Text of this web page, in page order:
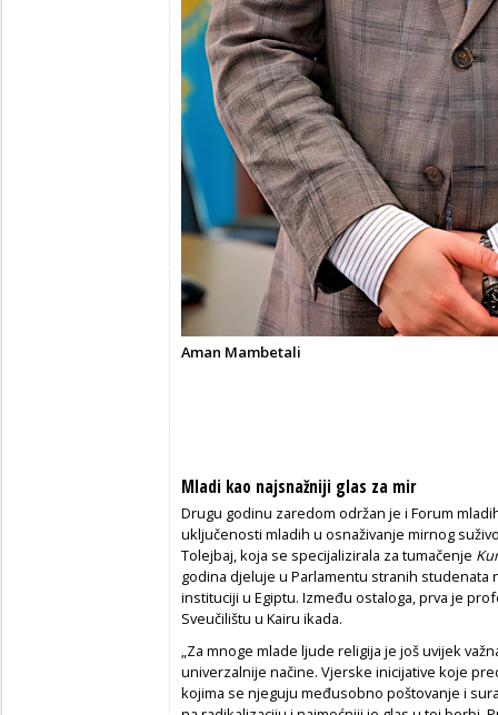
Aman Mambetali
Mladi kao najsnažniji glas za mir
Drugu godinu zaredom održan je i Forum
uključenosti mladih u osnaživanje mirnog
Tolejbaj, koja se specijalizirala za tumačenje
godina djeluje u Parlamentu stranih studenata
instituciji u Egiptu. Između ostaloga, prva je
Sveučilištu u Kairu ikada.
„Za mnoge mlade ljude religija je još uvijek
univerzalnije načine. Vjerske inicijative koje
kojima se njeguju međusobno poštovanje i